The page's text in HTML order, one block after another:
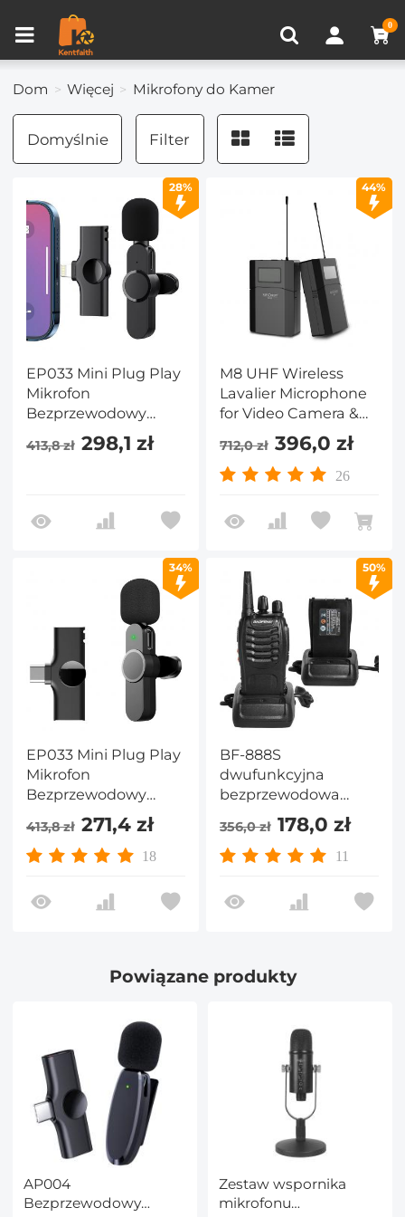
0
Porównanie produktów (0)
Dom Więcej Mikrofony do Kamer
Domyślnie Filter
28%
EP033 Mini Plug Play
Mikrofon
Bezprzewodowy
mikrofon Lavalier dla
iPhone'a i iPada
413,8 zł 298,1 zł
44%
M8 UHF Wireless
Lavalier Microphone
for Video Camera &
Camcorder
712,0 zł 396,0 zł
26
34%
EP033 Mini Plug Play
Mikrofon
Bezprzewodowy
mikrofon Lavalier do
telefonów typu C
Laptop
413,8 zł 271,4 zł
18
50%
BF-888S
dwufunkcyjna
bezprzewodowa
bezprzewodowa
walkie-talkie o dużej
mocy (złącze USB)
356,0 zł 178,0 zł
11
Powiązane produkty
AP004
Bezprzewodowy
Zestaw wspornika
mikrofonu